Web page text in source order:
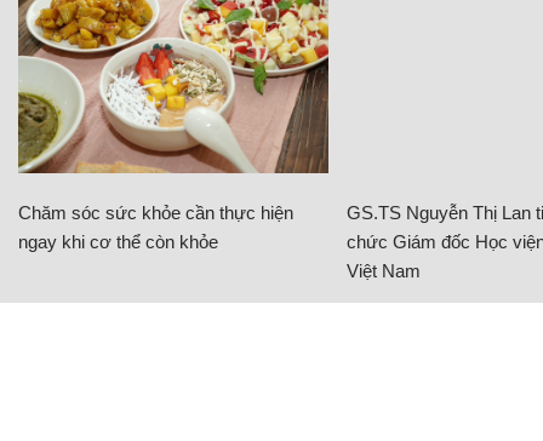
Chăm sóc sức khỏe cần thực hiện
ngay khi cơ thể còn khỏe
GS.TS Nguyễn Thị Lan
chức Giám đốc Học
Việt Nam